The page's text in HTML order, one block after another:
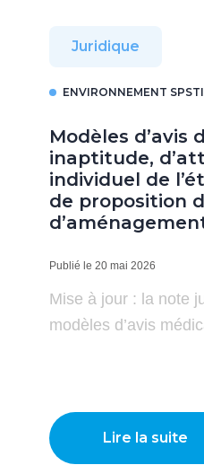
Juridique
ENVIRONNEMENT SPSTI
Modèles d’avis
inaptitude,
individuel de
de proposition
Publié le 20 mai 2026
Mise à jour : la note
modèles d’avis
Lire la suite